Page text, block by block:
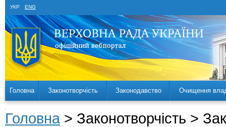
УКР ENG
Головна Законотворчість Законодавство Очищення
Головна > Законотворчість >